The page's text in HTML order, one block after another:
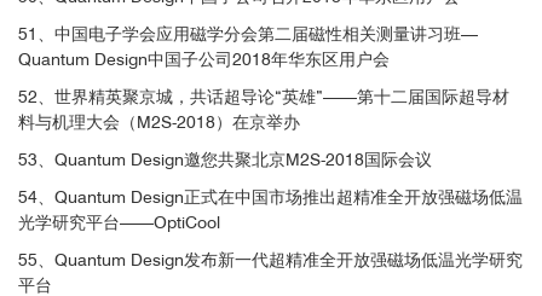
图3. 不同温度、不同磁场下时间分辨MOKE测量观察到的GdTiO
料磁性的演变
51、中国电子学会应用磁学分会第二届磁性相关测量讲习班—
Quantum Design中国子公司2018年华东区用户会
52、世界精英聚京城，共话超导论“英雄”——第十二届国际超导材
料与机理大会（M2S-2018）在京举办
53、Quantum Design邀您共聚北京M2S-2018国际会议
54、Quantum Design正式在中国市场推出超精准全开放强磁场低温
光学研究平台——OptiCool
55、Quantum Design发布新一代超精准全开放强磁场低温光学研究
平台